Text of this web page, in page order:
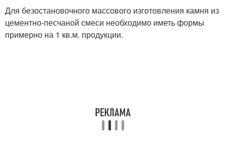
Для безостановочного массового изготовления камня из
цементно-песчаной смеси необходимо иметь формы
примерно на 1 кв.м. продукции.